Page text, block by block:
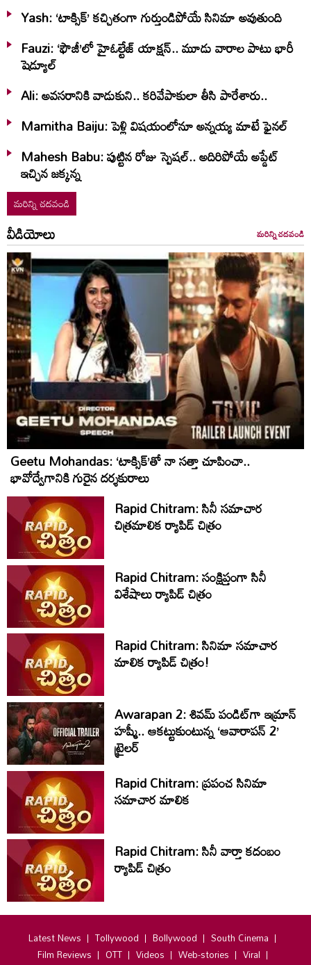
Yash: ‘టాక్సిక్’ కచ్చితంగా గుర్తుండిపోయే సినిమా అవుతుంది
Fauzi: ‘ఫౌజీ’లో హైఓల్టేజ్‌ యాక్షన్‌.. మూడు వారాల పాటు భారీ
షెడ్యూల్‌
Ali: అవసరానికి వాడుకుని.. కరివేపాకులా తీసి పారేశారు..
Mamitha Baiju: పెళ్లి విషయంలోనూ అన్నయ్య మాటే ఫైనల్‌
Mahesh Babu: పుట్టిన రోజు స్పెషల్.. అదిరిపోయే అప్డేట్
ఇచ్చిన జక్కన్న
మరిన్ని చదవండి
వీడియోలు మరిన్ని చదవండి
Geetu Mohandas: ‘టాక్సిక్‌’తో నా సత్తా చూపించా..
భావోద్వేగానికి గురైన దర్శకురాలు
Rapid Chitram: సినీ సమాచార
చిత్రమాలిక ర్యాపిడ్‌ చిత్రం
Rapid Chitram: సంక్షిప్తంగా సినీ
విశేషాలు ర్యాపిడ్ చిత్రం
Rapid Chitram: సినిమా సమాచార
మాలిక ర్యాపిడ్ చిత్రం!
Awarapan 2: శివమ్ పండిట్‌గా ఇమ్రాన్
హష్మీ.. ఆకట్టుకుంటున్న ‘ఆవారాపన్ 2’
ట్రైలర్
Rapid Chitram: ప్రపంచ సినిమా
సమాచార మాలిక
Rapid Chitram: సినీ వార్తా కదంబం
ర్యాపిడ్ చిత్రం
Latest News Tollywood Bollywood
South Cinema
Film Reviews
OTT Videos Web-stories
Viral